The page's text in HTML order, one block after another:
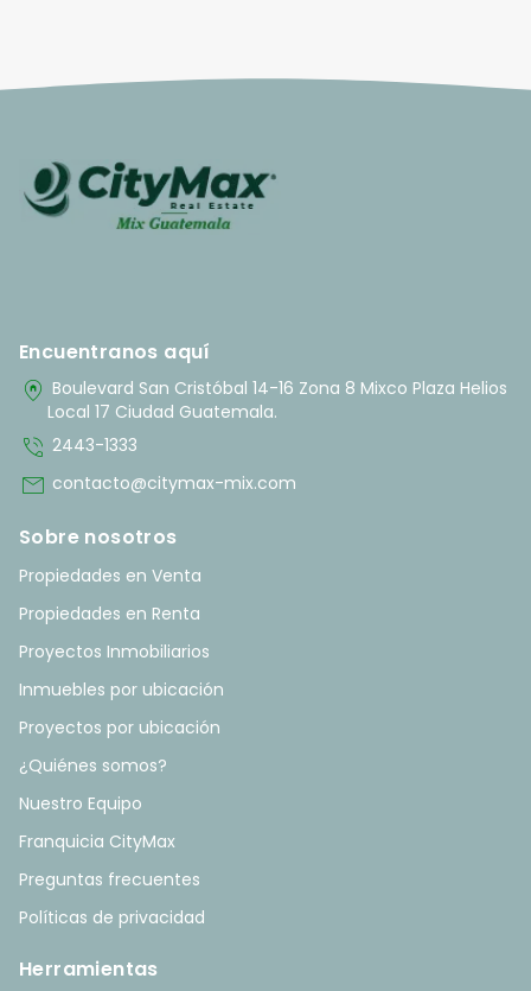
Encuentranos aquí
home_pin Boulevard San Cristóbal 14-16 Zona 8 Mixco Plaza Helios
Local 17 Ciudad Guatemala.
phone_in_talk 2443-1333
mail contacto@citymax-mix.com
Sobre nosotros
Propiedades en Venta
Propiedades en Renta
Proyectos Inmobiliarios
Inmuebles por ubicación
Proyectos por ubicación
¿Quiénes somos?
Nuestro Equipo
Franquicia CityMax
Preguntas frecuentes
Políticas de privacidad
Herramientas